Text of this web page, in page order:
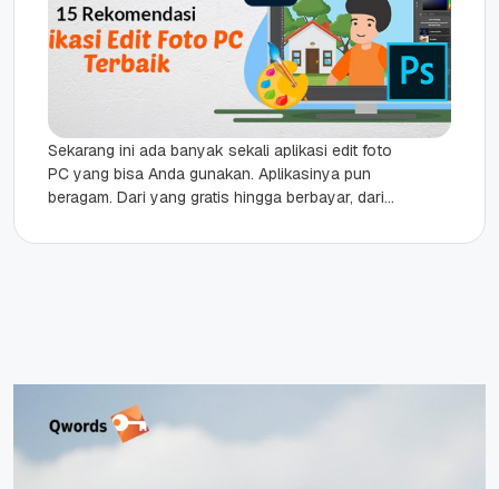
Sekarang ini ada banyak sekali aplikasi edit foto
PC yang bisa Anda gunakan. Aplikasinya pun
beragam. Dari yang gratis hingga berbayar, dari